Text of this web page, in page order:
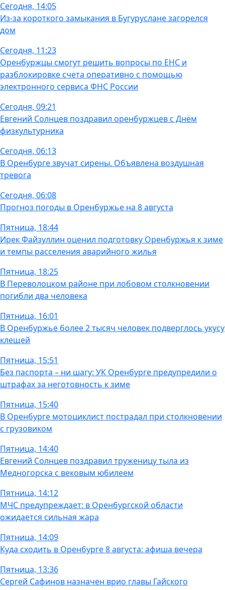
Сегодня, 14:05
Из-за короткого замыкания в Бугуруслане загорелся
дом
Сегодня, 11:23
Оренбуржцы смогут решить вопросы по ЕНС и
разблокировке счета оперативно с помощью
электронного сервиса ФНС России
Сегодня, 09:21
Евгений Солнцев поздравил оренбуржцев с Днём
физкультурника
Сегодня, 06:13
В Оренбурге звучат сирены. Объявлена воздушная
тревога
Сегодня, 06:08
Прогноз погоды в Оренбуржье на 8 августа
Пятница, 18:44
Ирек Файзуллин оценил подготовку Оренбуржья к зиме
и темпы расселения аварийного жилья
Пятница, 18:25
В Переволоцком районе при лобовом столкновении
погибли два человека
Пятница, 16:01
В Оренбуржье более 2 тысяч человек подверглось укусу
клещей
Пятница, 15:51
Без паспорта – ни шагу: УК Оренбурге предупредили о
штрафах за неготовность к зиме
Пятница, 15:40
В Оренбурге мотоциклист пострадал при столкновении
с грузовиком
Пятница, 14:40
Евгений Солнцев поздравил труженицу тыла из
Медногорска с вековым юбилеем
Пятница, 14:12
МЧС предупреждает: в Оренбургской области
ожидается сильная жара
Пятница, 14:09
Куда сходить в Оренбурге 8 августа: афиша вечера
Пятница, 13:36
Сергей Сафинов назначен врио главы Гайского